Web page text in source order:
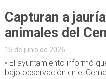
Capturan a
animales del
15 de junio de 2026
• El ayuntamiento informó
bajo observación en el